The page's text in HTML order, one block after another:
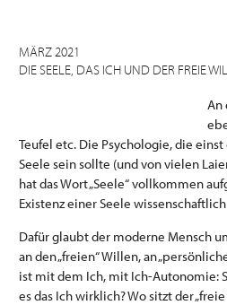
MÄRZ 2021
DIE SEELE, DAS ICH UND DER FREIE
An
Teufel etc. Die Psychologie, die
Seele sein sollte (und von vielen
hat das Wort „Seele“ vollkommen
Existenz einer Seele
Dafür glaubt der moderne Mensch
an den „freien“ Willen, an
ist mit dem Ich, mit Ich-Autonomie:
es das Ich wirklich? Wo sitzt der